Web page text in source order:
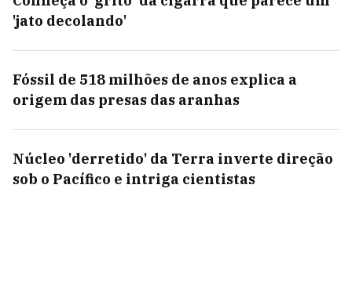
'jato decolando'
Fóssil de 518 milhões de anos explica a
origem das presas das aranhas
Núcleo 'derretido' da Terra inverte direção
sob o Pacífico e intriga cientistas